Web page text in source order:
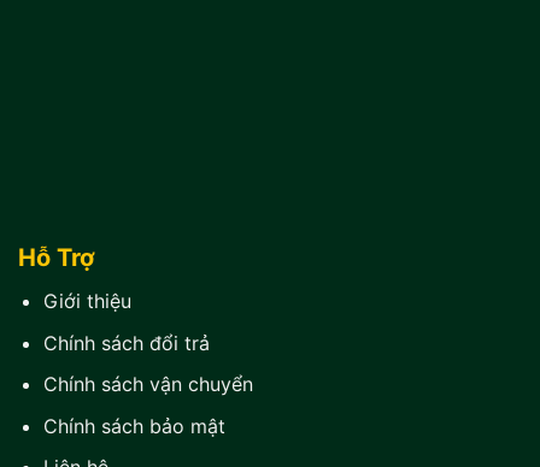
Hỗ Trợ
Giới thiệu
Chính sách đổi trả
Chính sách vận chuyển
Chính sách bảo mật